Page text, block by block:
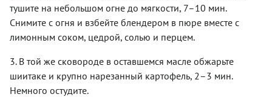
тушите на небольшом огне до мягкости, 7–10 мин.
Снимите с огня и взбейте блендером в пюре вместе с
лимонным соком, цедрой, солью и перцем.
3. В той же сковороде в оставшемся масле обжарьте
шиитаке и крупно нарезанный картофель, 2–3 мин.
Немного остудите.